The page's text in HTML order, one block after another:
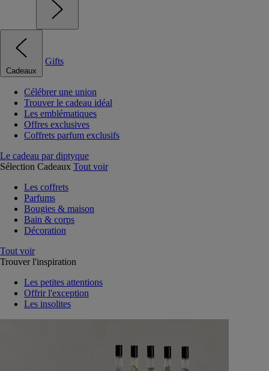
Cadeaux
Gifts
Célébrer une union
Trouver le cadeau idéal
Les emblématiques
Offres exclusives
Coffrets parfum exclusifs
Le cadeau par diptyque
Sélection Cadeaux Tout voir
Les coffrets
Parfums
Bougies & maison
Bain & corps
Décoration
Tout voir
Trouver l'inspiration
Les petites attentions
Offrir l'exception
Les insolites